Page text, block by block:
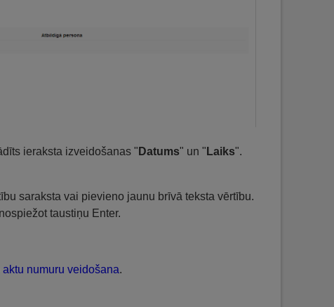
ieraksta izveidošanas " Datums" un " Laiks".
saraksta vai pievieno jaunu brīvā teksta vērtību.
taustiņu Enter.
numuru veidošana.